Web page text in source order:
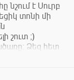
նշում է Սուրբ
տոնի մի
շուտ ;)
Ձեզ հետ